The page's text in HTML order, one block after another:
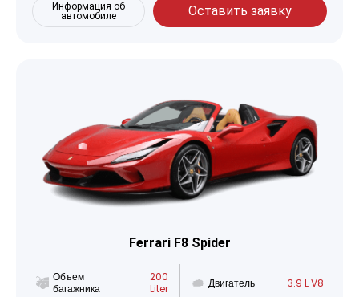
Информация об
автомобиле
Оставить заявку
Ferrari F8 Spider
Объем
багажника
200
Liter
Двигатель 3.9 L V8